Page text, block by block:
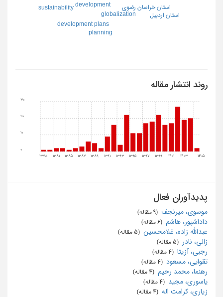
development
globalization
استان خراسان رضوي
development plans
planning
sustainability
استان اردبيل
روند انتشار مقاله
1378 1381 1385 1387 1389 1391 1393 1395 1397 1399 1401 1403 1405
10
20
30
پدیدآوران فعال
موسوی، میرنجف
داداشپور، هاشم
عبدالله زاده، غلامحسین
زالی، نادر
رجبی، آزیتا
تقوایی، مسعود
رهنما، محمد رحیم
یاسوری، مجید
زیاری، کرامت اله